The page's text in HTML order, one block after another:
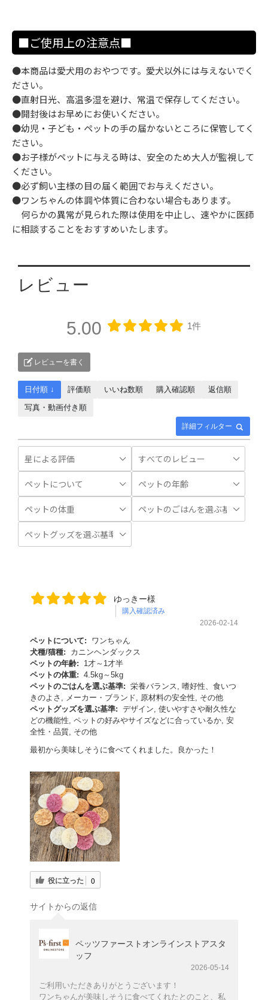
■ご使用上の注意点■
●本商品は愛犬用のおやつです。愛犬以外には与えないでく
ださい。
●直射日光、高温多湿を避け、常温で保存してください。
●開封後はお早めにお使いください。
●幼児・子ども・ペットの手の届かないところに保管してく
ださい。
●お子様がペットに与える時は、安全のため大人が監視して
ください。
●必ず飼い主様の目の届く範囲でお与えください。
●ワンちゃんの体調や体質に合わない場合もあります。
何らかの異常が見られた際は使用を中止し、速やかに医師
に相談することをおすすめいたします。
レビュー
5.00 1件
レビューを書く
詳細フィルター
日付順 ↓ 評価順 いいね数順 購入確認順
返信順
写真・動画付き順
ゆっきー様
購入確認済み
2026-02-14
ペットについて:
ワンちゃん
犬種/猫種:
カニンヘンダックス
ペットの年齢:
1才～1才半
ペットの体重: 4.5kg～5kg
ペットのごはんを選ぶ基準: 栄養バランス, 嗜好性、食いつ
きのよさ, メーカー・ブランド, 原材料の安全性, その他
ペットグッズを選ぶ基準: デザイン, 使いやすさや耐久性な
どの機能性, ペットの好みやサイズなどに合っているか, 安
全性・品質, その他
最初から美味しそうに食べてくれました。良かった！
役に立った 0
サイトからの返信
ペッツファーストオンラインストアスタ
ッフ
2026-05-14
ご利用いただきありがとうございます！
ワンちゃんが美味しそうに食べてくれたとのこと、私